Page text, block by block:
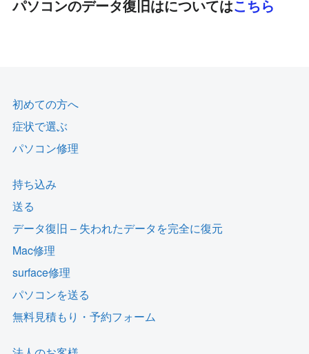
パソコンのデータ復旧はについてはこちら
初めての方へ
症状で選ぶ
パソコン修理
持ち込み
送る
データ復旧 – 失われたデータを完全に復元
Mac修理
surface修理
パソコンを送る
無料見積もり・予約フォーム